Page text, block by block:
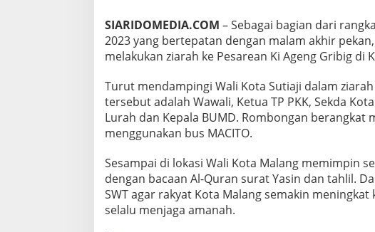
I
R
A
K
E
P
E
S
R
E
N
SIARIDOMEDIA.COM – Sebagai bagian dari
2023 yang bertepatan dengan malam akhir
melakukan ziarah ke Pesarean Ki Ageng Gribig di
Turut mendampingi Wali Kota Sutiaji dalam
tersebut adalah Wawali, Ketua TP PKK, Sekda
Lurah dan Kepala BUMD. Rombongan berangkat
menggunakan bus MACITO.
Sesampai di lokasi Wali Kota Malang memimpin
dengan bacaan Al-Quran surat Yasin dan tahlil.
SWT agar rakyat Kota Malang semakin
selalu menjaga amanah.